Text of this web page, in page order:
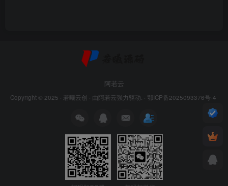
阿若云
Copyright © 2025 · 若曦云创 · 由阿若云强力驱动. · 鄂ICP备2025093376号-4